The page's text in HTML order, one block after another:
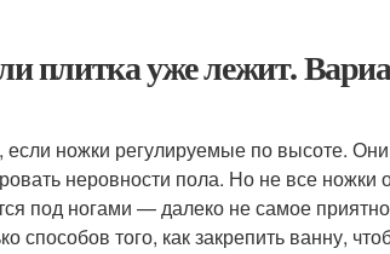
плитка уже лежит.
ножки регулируемые по высоте.
неровности пола. Но не все
под ногами — далеко не самое
способов того, как закрепить ванну,